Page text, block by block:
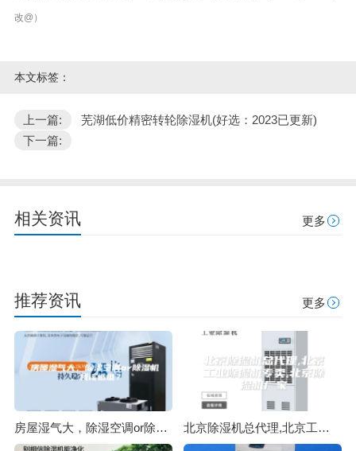
改@）
本文标签：
上一篇:
芜湖低价精密转轮除湿机(好选：2023已更新)
下一篇:
相关资讯 更多
推荐资讯 更多
房屋湿气大，除湿空调or除湿机，我该选谁？ 北京除湿机总代理,北京工业除湿机专卖,北京除湿机厂家